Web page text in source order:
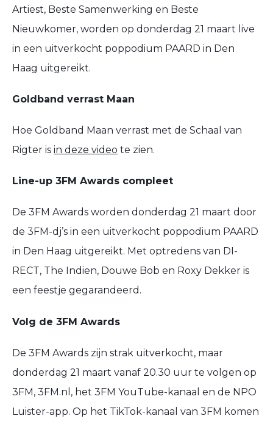
Artiest, Beste Samenwerking en Beste
Nieuwkomer, worden op donderdag 21 maart live
in een uitverkocht poppodium PAARD in Den
Haag uitgereikt.
Goldband verrast Maan
Hoe Goldband Maan verrast met de Schaal van
Rigter is in deze video te zien.
Line-up 3FM Awards compleet
De 3FM Awards worden donderdag 21 maart door
de 3FM-dj’s in een uitverkocht poppodium PAARD
in Den Haag uitgereikt. Met optredens van DI-
RECT, The Indien, Douwe Bob en Roxy Dekker is
een feestje gegarandeerd.
Volg de 3FM Awards
De 3FM Awards zijn strak uitverkocht, maar
donderdag 21 maart vanaf 20.30 uur te volgen op
3FM, 3FM.nl, het 3FM YouTube-kanaal en de NPO
Luister-app. Op het TikTok-kanaal van 3FM komen